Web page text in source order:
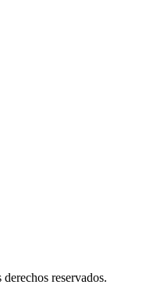
reservados.